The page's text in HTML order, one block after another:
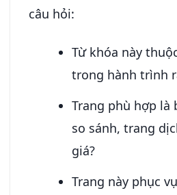
câu hỏi:
Từ khóa này
trong hành trình
Trang phù hợp là
so sánh, trang
giá?
Trang này phục